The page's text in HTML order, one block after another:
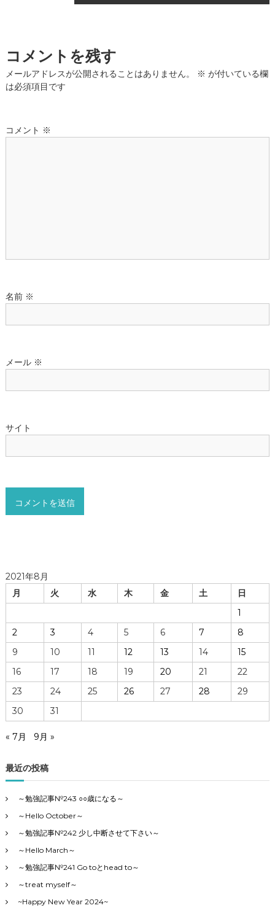
ビ
ゲ
シ
コメントを残す
メールアドレスが公開されることはありません。 ※ が付いている欄
は必須項目です
コメント ※
名前 ※
メール ※
サイト
2021年8月
月
火 水 木 金 土
日
1
2
3 4 5 6 7
8
9
10 11 12 13 14
15
16
17 18 19 20 21
22
23
24 25 26 27 28
29
30
31
« 7月 9月 »
最近の投稿
～勉強記事№243 ○○歳になる～
～Hello October～
～勉強記事№242 少し中断させて下さい～
～Hello March～
～勉強記事№241 Go toとhead to～
～treat myself～
~Happy New Year 2024~